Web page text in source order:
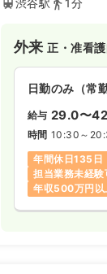
ひとりに寄り添う
サービスの両面か
指しています。
● JR各線「渋谷駅
● 東京メトロ各線
駅からのアクセス
＼＼ メンズ専門ク
渋谷院は、ルシア
渋谷駅
1分
外来正・准看
日勤のみ（常勤
給与 29.0〜
時間 10:30～
年間休日135日
担当業務未経験
年収500万円以